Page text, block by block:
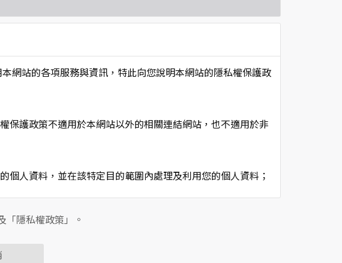
網站的各項服務與資訊，特此向您說明本網站的隱私權保護政
保護政策不適用於本網站以外的相關連結網站，也不適用於非
人資料，並在該特定目的範圍內處理及利用您的個人資料；
聯絡方式及使用時間等。
覽器、瀏覽及點選資料記錄等，做為我們增進網站服務的參
字呈現，除供內部研究外，我們會視需要公佈統計數據及說
「隱私權政策」。